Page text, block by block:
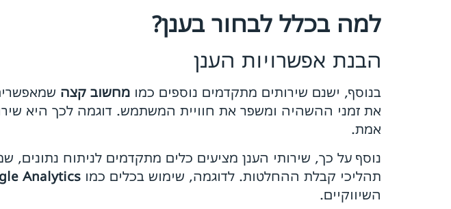
למה בכלל לבחור בענן?
הבנת אפשרויות הענן
בנוסף, ישנם שירותים מתקדמים נוספים כמו מחשוב קצה
אמת.
נוסף על כך, שירותי הענן מציעים כלים מתקדמים לניתוח
תהליכי קבלת ההחלטות. לדוגמה, שימוש בכלים כמו Analytics
השיווקיים.